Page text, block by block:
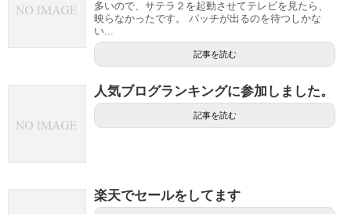
多いので、サテラ２を起動させてテレビを見たら、
映らなかったです。 パッチが出るのを待つしかな
い...
記事を読む
人気ブログランキングに参加しました。
記事を読む
楽天でセールをしてます